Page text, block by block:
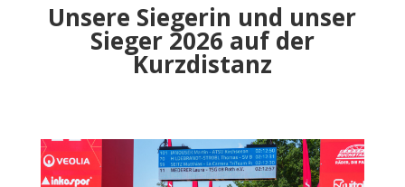
Unsere Siegerin und unser
Sieger 2026 auf der
Kurzdistanz